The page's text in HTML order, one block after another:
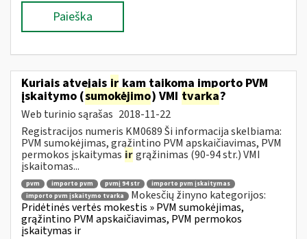
Paieška
Kuriais atvejais ir kam taikoma importo PVM
įskaitymo (sumokėjimo) VMI tvarka?
Web turinio sąrašas 2018-11-22
Registracijos numeris KM0689 Ši informacija skelbiama:
PVM sumokėjimas, grąžintino PVM apskaičiavimas, PVM
permokos įskaitymas irgrąžinimas (90-94 str.) VMI
įskaitomas...
pvm importo pvm pvmį 94 str
importo pvm įskaitymas
importo pvm įskaitymo tvarka
Mokesčių žinyno kategorijos:
Pridėtinės vertės mokestis » PVM sumokėjimas,
grąžintino PVM apskaičiavimas, PVM permokos
įskaitymas ir